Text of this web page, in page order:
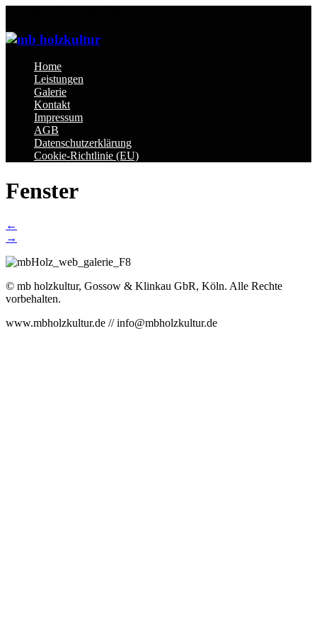
Home
Leistungen
Galerie
Kontakt
Impressum
AGB
Datenschutzerklärung
Cookie-Richtlinie (EU)
Fenster
Post
navigation
←
→
© mb holzkultur, Gossow & Klinkau GbR, Köln. Alle Rechte
vorbehalten.
www.mbholzkultur.de // info@mbholzkultur.de